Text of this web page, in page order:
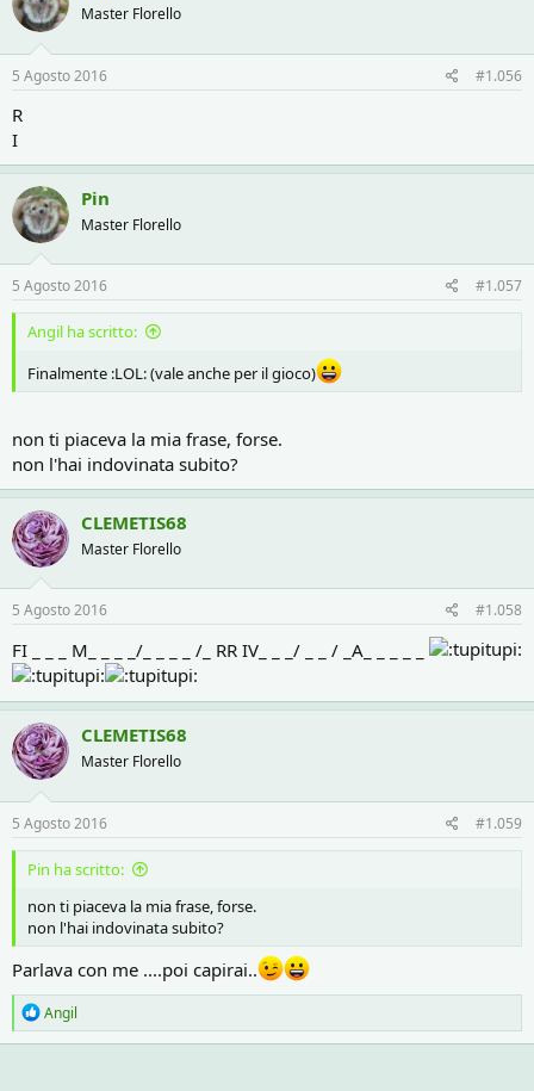
Master Florello
5 Agosto 2016 #1.056
R
I
Pin
Master Florello
5 Agosto 2016 #1.057
Angil ha scritto:
Finalmente :LOL: (vale anche per il gioco)
non ti piaceva la mia frase, forse.
non l'hai indovinata subito?
CLEMETIS68
Master Florello
5 Agosto 2016 #1.058
FI _ _ _ M_ _ _ _/_ _ _ _ /_ RR IV_ _ _/ _ _ / _A_ _ _ _ _
CLEMETIS68
Master Florello
5 Agosto 2016 #1.059
Pin ha scritto:
non ti piaceva la mia frase, forse.
non l'hai indovinata subito?
Parlava con me ....poi capirai..
R
e
a
Angil